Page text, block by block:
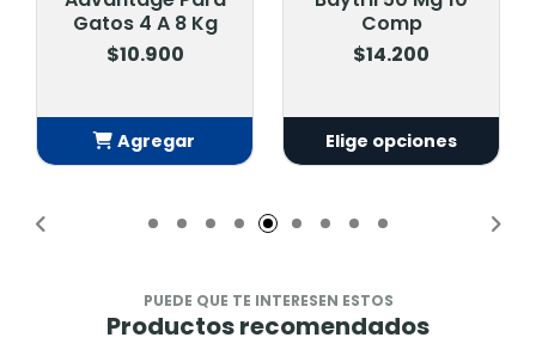
Gatos 4 A 8 Kg
$10.900
Agregar
Comp
$14.200
Elige opciones
PUEDE QUE TE INTERESEN ESTOS
Productos recomendados